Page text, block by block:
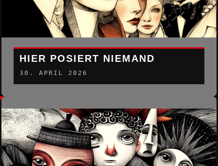
HIER POSIERT NIEMAND
30. APRIL 2026